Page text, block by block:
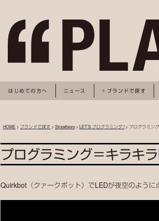
はじめての方へ ニュース ブランドで探す
HOME > ブランドで探す > Strawbees > LET’S プログラミング ! > プログラミン
プログラミング＝キラキ
Quirkbot（クァークボット）でLEDが夜空のように